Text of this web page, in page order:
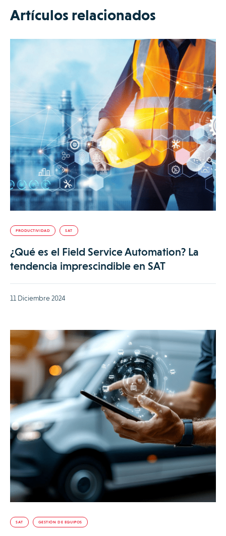
Artículos relacionados
PRODUCTIVIDAD SAT
¿Qué es el Field Service Automation? La
tendencia imprescindible en SAT
11 Diciembre 2024
SAT GESTIÓN DE EQUIPOS